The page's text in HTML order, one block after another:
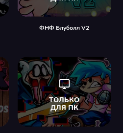
ФНФ Блуболл V2